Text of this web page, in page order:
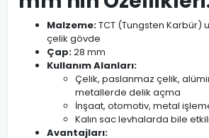
Malzeme:TCT (Tungsten Karbür)
çelik gövde
Çap:28 mm
Kullanım Alanları:
Çelik, paslanmaz çelik,
metallerde delik açma
İnşaat, otomotiv, metal
Kalın sac levhalarda bile
Avantajları: